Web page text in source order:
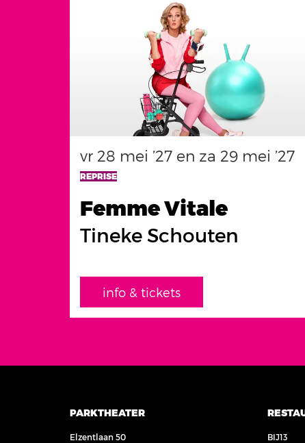
Femme Vitale
Tineke Schouten
REPRISE
vr 28 mei ’27 en za 29 mei ’27
info & tickets
PARKTHEATER
Elzentlaan 50
BIJ13